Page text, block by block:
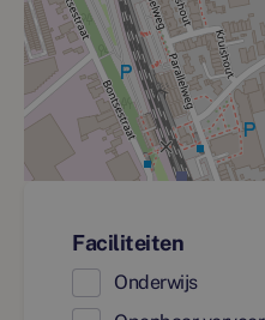
Faciliteiten
Onderwijs